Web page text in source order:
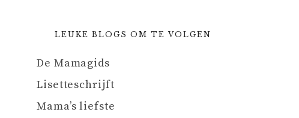
LEUKE BLOGS OM TE VOLGEN
De Mamagids
Lisetteschrijft
Mama’s liefste